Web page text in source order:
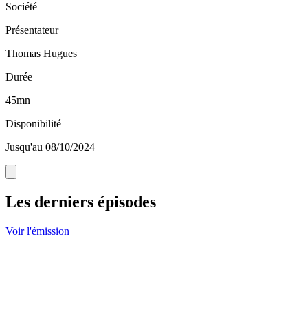
Société
Présentateur
Thomas Hugues
Durée
45mn
Disponibilité
Jusqu'au 08/10/2024
Les derniers épisodes
Voir l'émission